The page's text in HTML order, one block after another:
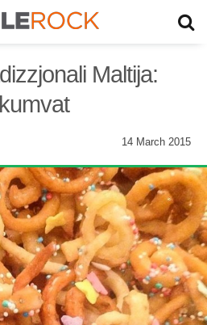
Maltija:
14 March 2015